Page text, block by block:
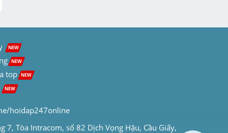
NEW
NEW
top NEW
NEW
hoidap247online
7, Tòa Intracom, số 82 Dịch Vọng Hậu, Cầu Giấy,